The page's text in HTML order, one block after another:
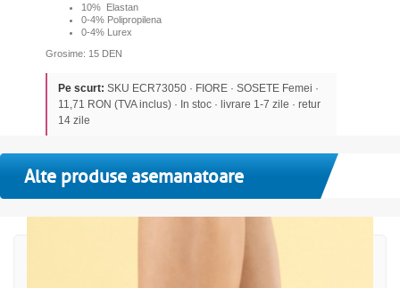
10%
Elastan
0-4% Polipropilena
0-4% Lurex
Grosime: 15 DEN
Pe scurt: SKU ECR73050 · FIORE · SOSETE Femei ·
11,71 RON (TVA inclus) · In stoc · livrare 1-7 zile · retur
14 zile
Alte produse asemanatoare